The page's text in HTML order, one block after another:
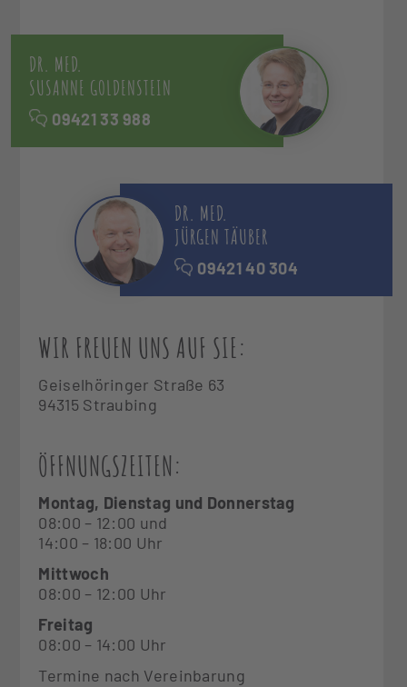
DR. MED.
SUSANNE GOLDENSTEIN
09421 33 988
DR. MED.
JÜRGEN TÄUBER
09421 40 304
WIR FREUEN UNS AUF SIE:
Geiselhöringer Straße 63
94315 Straubing
ÖFFNUNGSZEITEN:
Montag, Dienstag und Donnerstag
08:00 – 12:00 und
14:00 – 18:00 Uhr
Mittwoch
08:00 – 12:00 Uhr
Freitag
08:00 – 14:00 Uhr
Termine nach Vereinbarung